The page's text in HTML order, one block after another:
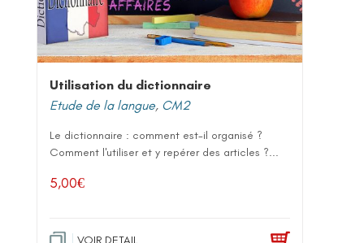
Utilisation du dictionnaire
Etude de la langue, CM2
Le dictionnaire : comment est-il organisé ?
Comment l'utiliser et y repérer des articles ?...
5,00€
VOIR DETAIL